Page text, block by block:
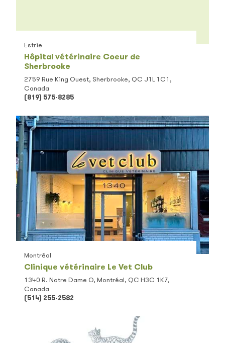
Hôpital vétérinaire Coeur de
Sherbrooke
Estrie
2759 Rue King Ouest, Sherbrooke, QC J1L 1C1,
Canada
(819) 575-8285
Clinique vétérinaire Le Vet Club
Montréal
1340 R. Notre Dame O, Montréal, QC H3C 1K7,
Canada
(514) 255-2582